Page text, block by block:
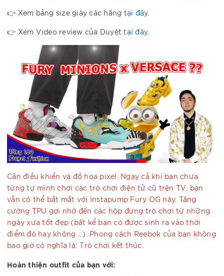
👉 Xem bảng size giày các hãng tại đây.
👉 Xem Video review của Duyệttại đây.
Cần điều khiển và đồ họa pixel. Ngay cả khi bạn chưa
từng tự mình chơi các trò chơi điện tử cũ trên TV, bạn
vẫn có thể bắt mắt với Instapump Fury OG này. Tăng
cường TPU gợi nhớ đến các hộp đựng trò chơi từ những
ngày xưa tốt đẹp (bất kể bạn có được sinh ra vào thời
điểm đó hay không ...). Phong cách Reebok của bạn không
bao giờ có nghĩa là: Trò chơi kết thúc.
Hoàn thiện outfit của bạn với: